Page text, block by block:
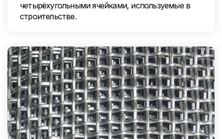
четырёхугольными ячейками, используемые в
строительстве.